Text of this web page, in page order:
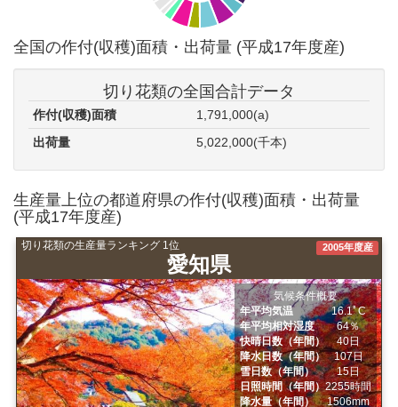
全国の作付(収穫)面積・出荷量 (平成17年度産)
切り花類の全国合計データ
作付(収穫)面積
1,791,000(a)
出荷量
5,022,000(千本)
生産量上位の都道府県の作付(収穫)面積・出荷量
(平成17年度産)
切り花類の生産量ランキング 1位
愛知県
2005年度産
気候条件概要
年平均気温
16.1ﾟC
年平均相対湿度
64％
快晴日数（年間）
40日
降水日数（年間）
107日
雪日数（年間）
15日
日照時間（年間）2255時間
降水量（年間）
1506mm